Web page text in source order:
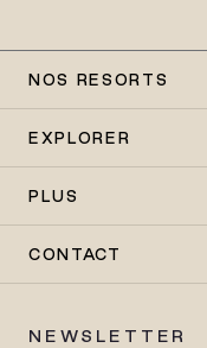
NOS RESORTS
EXPLORER
PLUS
CONTACT
NEWSLETTER